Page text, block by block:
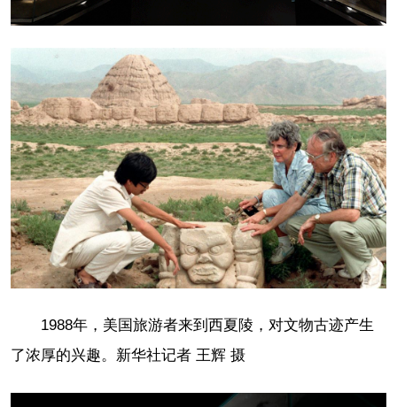
1988年，美国旅游者来到西夏陵，对文物古迹产生
了浓厚的兴趣。新华社记者 王辉 摄